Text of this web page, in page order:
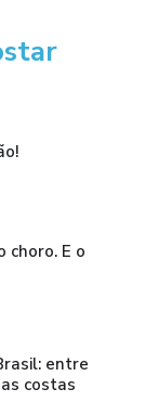
choro. E o
entre
costas